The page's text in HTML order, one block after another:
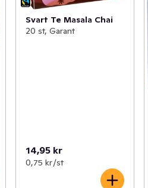
Svart Te Masala Chai
20 st, Garant
14,95 kr
0,75 kr /st